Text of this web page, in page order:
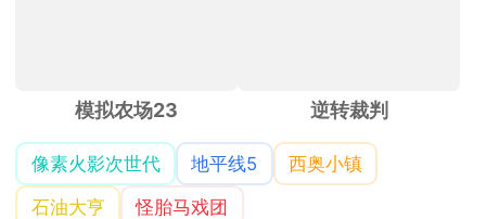
模拟农场23 逆转裁判
像素火影次世代 地平线5
西奥小镇
石油大亨
怪胎马戏团